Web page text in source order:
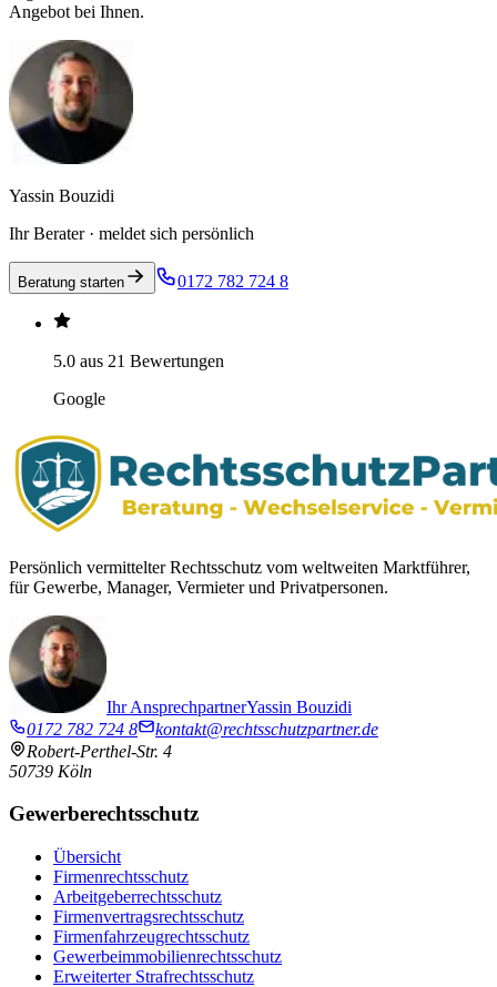
Angebot bei Ihnen.
Yassin Bouzidi
Ihr Berater · meldet sich persönlich
Beratung starten 0172 782 724 8
5.0 aus 21 Bewertungen
Google
Persönlich vermittelter Rechtsschutz vom weltweiten Marktführer,
für Gewerbe, Manager, Vermieter und Privatpersonen.
Ihr AnsprechpartnerYassin Bouzidi
0172 782 724 8
kontakt@rechtsschutzpartner.de
Robert-Perthel-Str. 4
50739 Köln
Gewerberechtsschutz
Übersicht
Firmenrechtsschutz
Arbeitgeberrechtsschutz
Firmenvertragsrechtsschutz
Firmenfahrzeugrechtsschutz
Gewerbeimmobilien­rechtsschutz
Erweiterter Strafrechtsschutz